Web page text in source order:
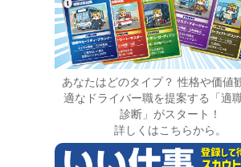
あなたはどのタイプ？ 性格や価値
適なドライバー職を提案する「適
診断」がスタート！
詳しくはこちらから。